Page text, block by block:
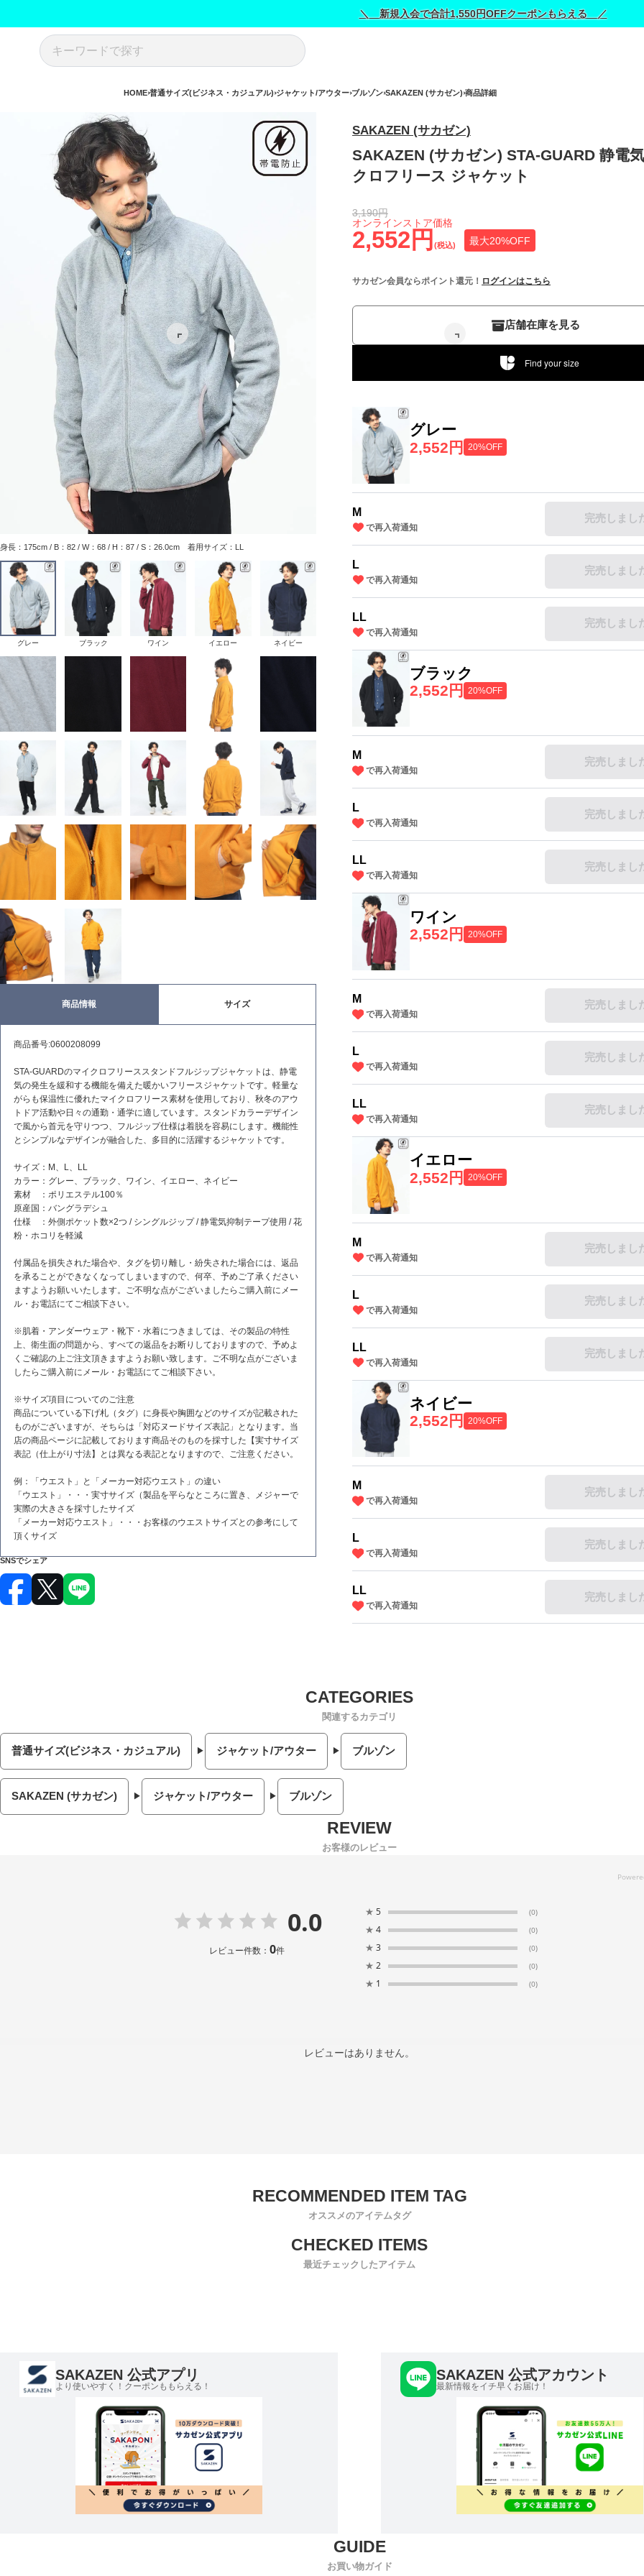
＼ 新規入会で合計1,550円OFFクーポンもらえる ／
HOME 普通サイズ(ビジネス・カジュアル) ジャケット/アウター ブルゾン SAKAZEN (サカゼン) 商品詳細
SAKAZEN (サカゼン)
SAKAZEN (サカゼン) STA-GUARD 静電
クロフリース ジャケット
2,552円 (税込) 最大20%OFF
オンラインストア価格
3,190円
サカゼン会員ならポイント還元！ ログインはこちら
店舗在庫を見る
Find your size
グレー
2,552円
20%OFF
M
で再入荷通知
完売しまし
L
で再入荷通知
完売しまし
LL
で再入荷通知
完売しまし
ブラック
2,552円
20%OFF
M
で再入荷通知
完売しまし
L
で再入荷通知
完売しまし
LL
で再入荷通知
完売しまし
ワイン
2,552円
20%OFF
M
で再入荷通知
完売しまし
L
で再入荷通知
完売しまし
LL
で再入荷通知
完売しまし
イエロー
2,552円
20%OFF
M
で再入荷通知
完売しまし
L
で再入荷通知
完売しまし
LL
で再入荷通知
完売しまし
ネイビー
2,552円
20%OFF
M
で再入荷通知
完売しまし
L
で再入荷通知
完売しまし
LL
で再入荷通知
完売しまし
身長：175cm / B：82 / W：68 / H：87 / S：26.0cm 着用サイズ：LL
グレー ブラック ワイン イエロー ネイビー
商品情報 サイズ
商品番号:0600208099
STA-GUARDのマイクロフリーススタンドフルジップジャケットは、静電
気の発生を緩和する機能を備えた暖かいフリースジャケットです。軽量な
がらも保温性に優れたマイクロフリース素材を使用しており、秋冬のアウ
トドア活動や日々の通勤・通学に適しています。スタンドカラーデザイン
で風から首元を守りつつ、フルジップ仕様は着脱を容易にします。機能性
とシンプルなデザインが融合した、多目的に活躍するジャケットです。
サイズ：M、L、LL
カラー：グレー、ブラック、ワイン、イエロー、ネイビー
素材 ：ポリエステル100％
原産国：バングラデシュ
仕様 ：外側ポケット数×2つ / シングルジップ / 静電気抑制テープ使用 / 花
粉・ホコリを軽減
付属品を損失された場合や、タグを切り離し・紛失された場合には、返品
を承ることができなくなってしまいますので、何卒、予めご了承ください
ますようお願いいたします。ご不明な点がございましたらご購入前にメー
ル・お電話にてご相談下さい。
※肌着・アンダーウェア・靴下・水着につきましては、その製品の特性
上、衛生面の問題から、すべての返品をお断りしておりますので、予めよ
くご確認の上ご注文頂きますようお願い致します。ご不明な点がございま
したらご購入前にメール・お電話にてご相談下さい。
※サイズ項目についてのご注意
商品についている下げ札（タグ）に身長や胸囲などのサイズが記載された
ものがございますが、そちらは「対応ヌードサイズ表記」となります。当
店の商品ページに記載しております商品そのものを採寸した【実寸サイズ
表記（仕上がり寸法】とは異なる表記となりますので、ご注意ください。
例：「ウエスト」と「メーカー対応ウエスト」の違い
「ウエスト」・・・実寸サイズ（製品を平らなところに置き、メジャーで
実際の大きさを採寸したサイズ
「メーカー対応ウエスト」・・・お客様のウエストサイズとの参考にして
頂くサイズ
SNSでシェア
関連するカテゴリ
普通サイズ(ビジネス・カジュアル) ジャケット/アウター ブルゾン
SAKAZEN (サカゼン) ジャケット/アウター ブルゾン
お客様のレビュー
0.0
レビュー件数： 0件
★ 5 (0)
★ 4 (0)
★ 3 (0)
★ 2 (0)
★ 1 (0)
レビューはありません。
オススメのアイテムタグ
最近チェックしたアイテム
SAKAZEN 公式アプリ
より使いやすく！クーポンももらえる！
SAKAZEN 公式アカウント
最新情報をイチ早くお届け！
お買い物ガイド